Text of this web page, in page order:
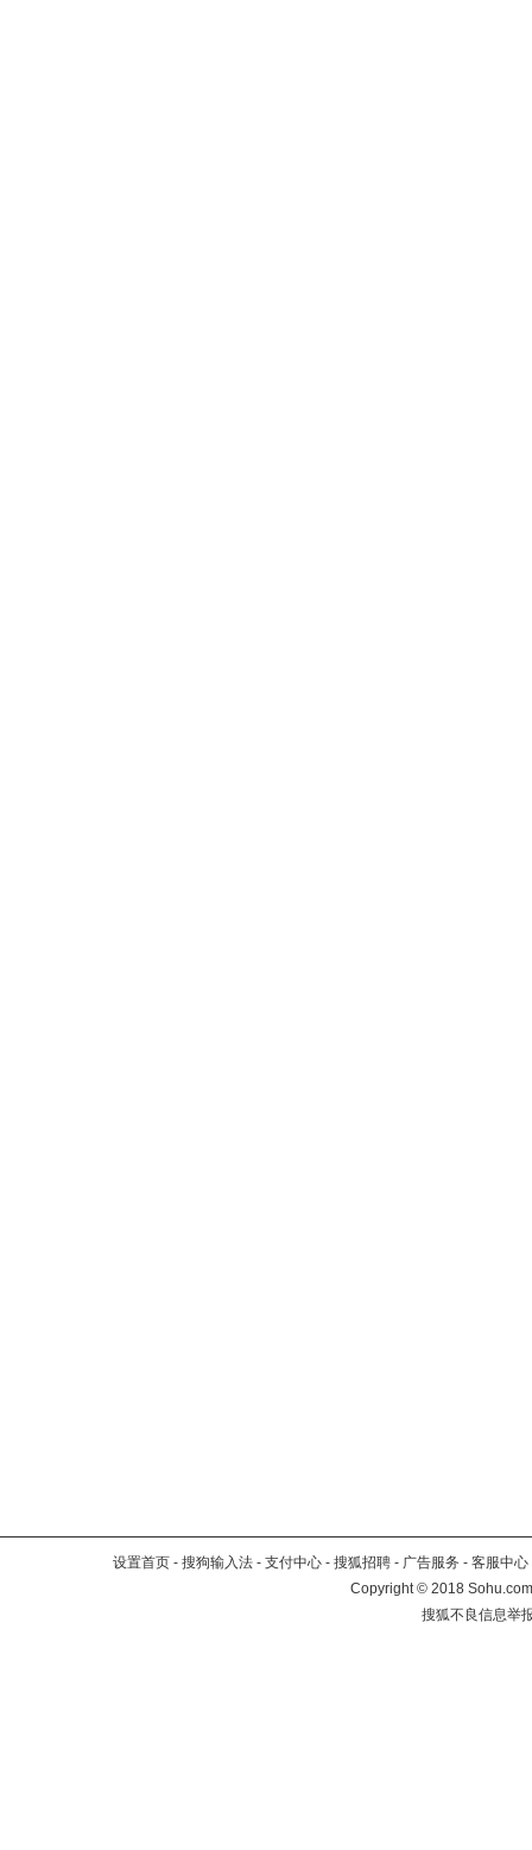
设置首页 - 搜狗输入法 - 支付中心 - 搜狐招聘 - 广告服务 - 客服中心
Copyright©2018
搜狐不良信息举